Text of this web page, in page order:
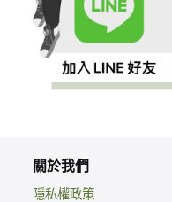
關於我們
隱私權政策